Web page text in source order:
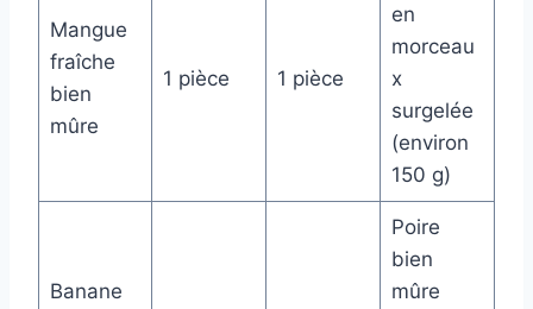
Mangue
fraîche
bien
mûre
1 pièce 1 pièce
en
morceau
x
surgelée
(environ
150 g)
Banane
Poire
bien
mûre